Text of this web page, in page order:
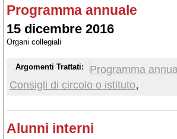
Programma annuale
15 dicembre 2016
Organi collegiali
Argomenti Trattati: Programma
Consigli di circolo o istituto,
Alunni interni